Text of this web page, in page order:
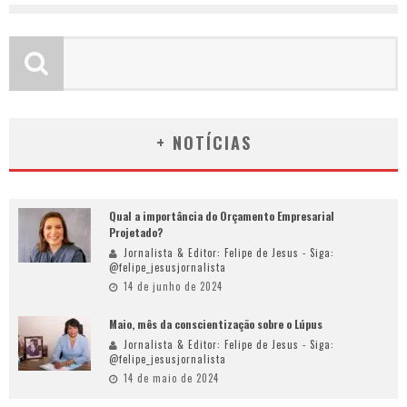
+ NOTÍCIAS
Qual a importância do Orçamento Empresarial
Projetado?
Jornalista & Editor: Felipe de Jesus - Siga:
@felipe_jesusjornalista
14 de junho de 2024
Maio, mês da conscientização sobre o Lúpus
Jornalista & Editor: Felipe de Jesus - Siga:
@felipe_jesusjornalista
14 de maio de 2024